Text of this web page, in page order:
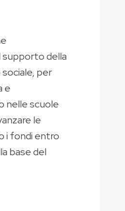
supporto della
per
e
nelle scuole
le
i fondi entro
base del